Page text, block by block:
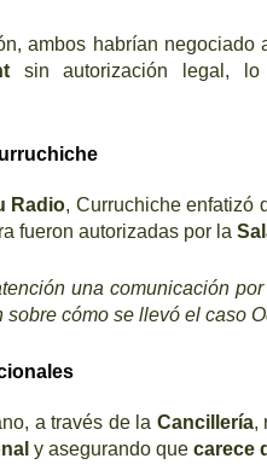
ambos habrían
sin autorización legal, lo
Radio, Curruchiche enfatizó
fueron autorizadas por la
una comunicación
sobre cómo se llevó el caso
a través de la Cancillería,
y asegurando que carece